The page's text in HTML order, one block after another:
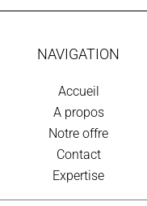
NAVIGATION
Accueil
A propos
Notre offre
Contact
Expertise